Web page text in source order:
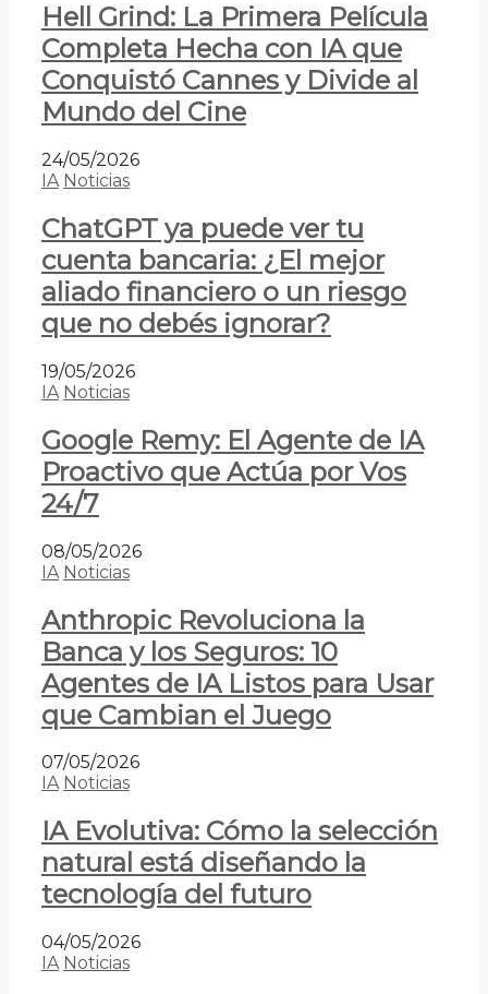
Hell Grind: La Primera Película
Completa Hecha con IA que
Conquistó Cannes y Divide al
Mundo del Cine
24/05/2026
IA Noticias
ChatGPT ya puede ver tu
cuenta bancaria: ¿El mejor
aliado financiero o un riesgo
que no debés ignorar?
19/05/2026
IA Noticias
Google Remy: El Agente de IA
Proactivo que Actúa por Vos
24/7
08/05/2026
IA Noticias
Anthropic Revoluciona la
Banca y los Seguros: 10
Agentes de IA Listos para Usar
que Cambian el Juego
07/05/2026
IA Noticias
IA Evolutiva: Cómo la selección
natural está diseñando la
tecnología del futuro
04/05/2026
IA Noticias